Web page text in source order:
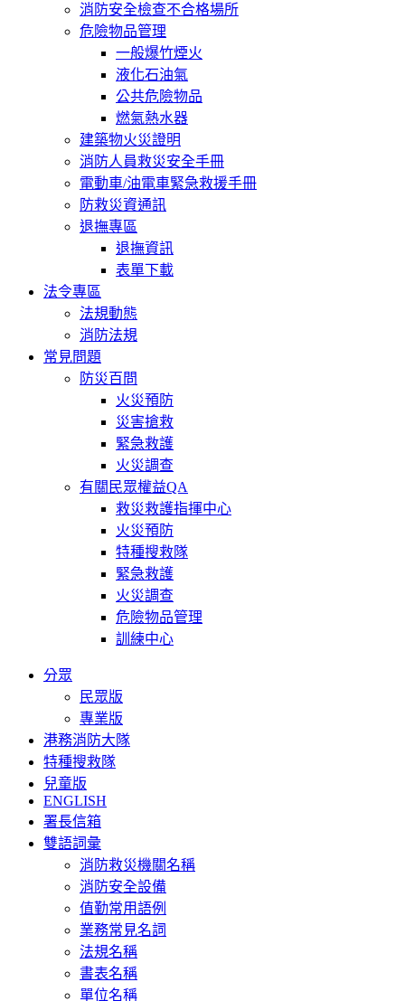
消防安全檢查不合格場所
危險物品管理
一般爆竹煙火
液化石油氣
公共危險物品
燃氣熱水器
建築物火災證明
消防人員救災安全手冊
電動車/油電車緊急救援手冊
防救災資通訊
退撫專區
退撫資訊
表單下載
法令專區
法規動態
消防法規
常見問題
防災百問
火災預防
災害搶救
緊急救護
火災調查
有關民眾權益QA
救災救護指揮中心
火災預防
特種搜救隊
緊急救護
火災調查
危險物品管理
訓練中心
分眾
民眾版
專業版
港務消防大隊
特種搜救隊
兒童版
ENGLISH
署長信箱
雙語詞彙
消防救災機關名稱
消防安全設備
值勤常用語例
業務常見名詞
法規名稱
書表名稱
單位名稱